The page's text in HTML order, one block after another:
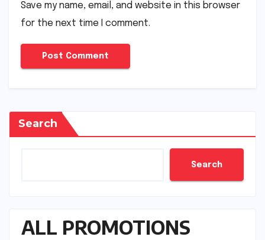
Save my name, email, and website in this browser
for the next time I comment.
Search
Search
ALL PROMOTIONS